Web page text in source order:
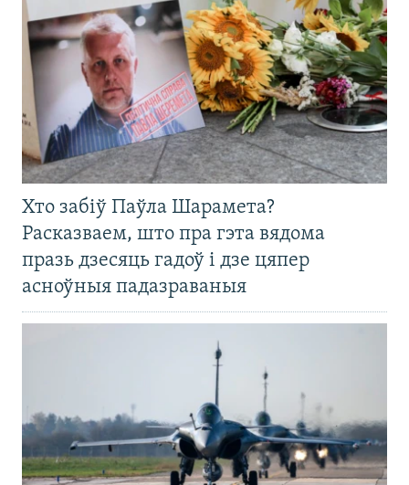
Хто забіў Паўла Шарамета?
Расказваем, што пра гэта вядома
празь дзесяць гадоў і дзе цяпер
асноўныя падазраваныя